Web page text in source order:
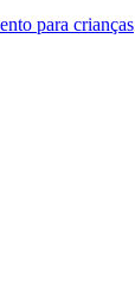
para crianças